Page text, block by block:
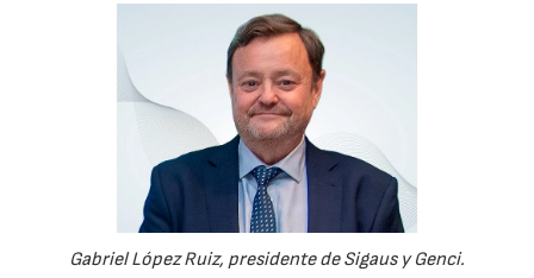
Gabriel López Ruiz, presidente de Sigaus y Genci.